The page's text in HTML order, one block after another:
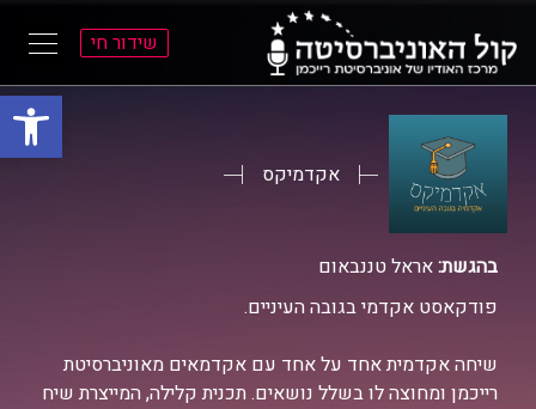
פתח
שידור חי
אקדמיקס
בהגשת:אראל טננבאום
פודקאסט אקדמי בגובה העיניים.
שיחה אקדמית אחד על אחד עם אקדמאים מאוניברסיטת
רייכמן ומחוצה לו בשלל נושאים. תכנית קלילה, המייצרת שיח